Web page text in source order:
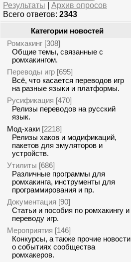
Результаты
Архив опросов
Всего ответов: 2343
Категории новостей
Ромхакинг [308]
Общие темы, связанные с
ромхакингом.
Переводы игр [695]
Всё, что касается переводов игр
на разные языки и платформы.
Русификация [470]
Релизы переводов на русский
язык.
Мод-хаки [2218]
Релизы хаков и модификаций,
пакетов для эмуляторов и
устройств.
Утилиты [686]
Различные программы для
ромхакинга, инструменты для
программирования и пр.
Документация [90]
Статьи и пособия по ромхакингу и
переводу игр.
Мероприятия [146]
Конкурсы, а также прочие новости
о событиях сообщества
ромхакеров.